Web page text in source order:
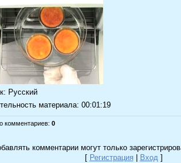
: Русский
материала: 00:01:19
комментариев: 0
комментарии могут только
[ Регистрация | Вход ]